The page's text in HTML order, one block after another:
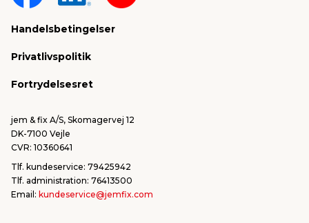
Sponsorater & projekter
Handelsbetingelser
Privatlivspolitik
Fortrydelsesret
jem & fix A/S, Skomagervej 12
DK-7100 Vejle
CVR: 10360641
Tlf. kundeservice: 79425942
Tlf. administration: 76413500
Email: kundeservice@jemfix.com